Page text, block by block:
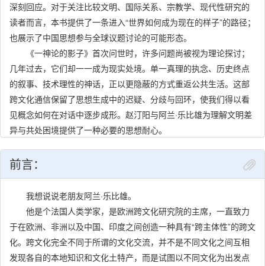
深刻回应。对于关注比较文明、国际关系、宗教学、现代性研究的
读者而言，本书提供了一条进入“世界如何成为现在的样子”的路径；
也展示了中国思想参与全球议题讨论的可能形态。
《一神论的影子》首次问世时，许多问题尚被视为理论探讨；
几年过去，它们却一一成为现实处境。单一真理的执念、历史终点
的叙事、技术理性的神话，正以更隐蔽的方式重返公共生活。这部
跨文化通信保留了思想生成中的迟疑、分歧与回环，使我们得以看
见概念如何在对话中逐步成形。赵汀阳与阿兰·乐比雄为理解文明差
异与共处困境提供了一种必要的思想耐心。
前言：
我想说说老朋友阿兰·乐比雄。
他是个法国人类学家，是欧洲跨文化研究院的主席，一直致力
于在欧洲、非洲以及中国、印度之间创造一种具有“跨主体性”的跨文
化。跨文化完全不同于所谓的文化交流，并不是不同文化之间互相
发现各自的本地知识和文化土特产，而是试图以不同文化为出发点